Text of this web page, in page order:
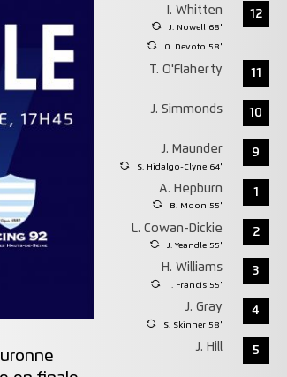
I. Whitten
O. Devoto 58'
J. Nowell 68'
12
T. O'Flaherty 11
J. Simmonds 10
J. Maunder
S. Hidalgo-Clyne 64'
9
A. Hepburn
B. Moon 55'
1
L. Cowan-Dickie
J. Yeandle 55'
2
H. Williams
T. Francis 55'
3
J. Gray
S. Skinner 58'
4
J. Hill 5